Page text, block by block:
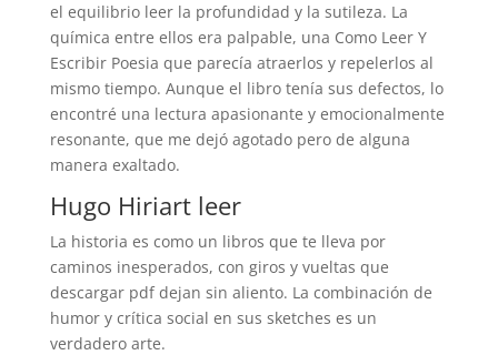
el equilibrio leer la profundidad y la sutileza. La
química entre ellos era palpable, una Como Leer Y
Escribir Poesia que parecía atraerlos y repelerlos al
mismo tiempo. Aunque el libro tenía sus defectos, lo
encontré una lectura apasionante y emocionalmente
resonante, que me dejó agotado pero de alguna
manera exaltado.
Hugo Hiriart leer
La historia es como un libros que te lleva por
caminos inesperados, con giros y vueltas que
descargar pdf dejan sin aliento. La combinación de
humor y crítica social en sus sketches es un
verdadero arte.